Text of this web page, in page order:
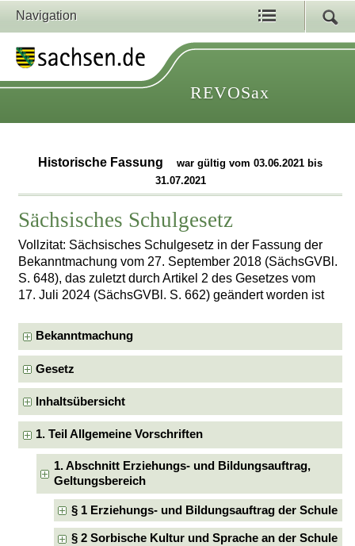
Navigation
REVOSax
Historische Fassung
war gültig vom 03.06.2021 bis
31.07.2021
Sächsisches Schulgesetz
Vollzitat: Sächsisches Schulgesetz in der Fassung der
Bekanntmachung vom 27. September 2018 (SächsGVBl.
S. 648), das zuletzt durch Artikel 2 des Gesetzes vom
17. Juli 2024 (SächsGVBl. S. 662) geändert worden ist
Bekanntmachung
Gesetz
Inhaltsübersicht
1. Teil Allgemeine Vorschriften
1. Abschnitt Erziehungs- und Bildungsauftrag,
Geltungsbereich
§ 1 Erziehungs- und Bildungsauftrag der Schule
§ 2 Sorbische Kultur und Sprache an der Schule